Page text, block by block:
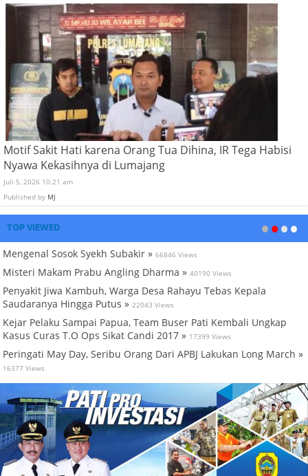
Motif Sakit Hati karena Orang Tua Dihina, IR Tega Habisi
Nyawa Kekasihnya di Lumajang
Juli 5, 2026 10:21 am
Published by MJ
TOP VIEWED
Mengenal Sosok Syekh Subakir » 66846 Views
Misteri Makam Prabu Angling Dharma » 40190 Views
Penyakit Jiwa Kambuh, Warga Desa Rahayu Tebas Kepala
Saudaranya Hingga Putus » 22043 Views
Kejar Pelaku Sampai Papua, Team Buser Pati Kembali Ungkap
Kasus Curas T.O Ops Sikat Candi 2017 » 17399 Views
Peringati May Day, Seribu Orang Dari APBJ Lakukan Long March »
16377 Views